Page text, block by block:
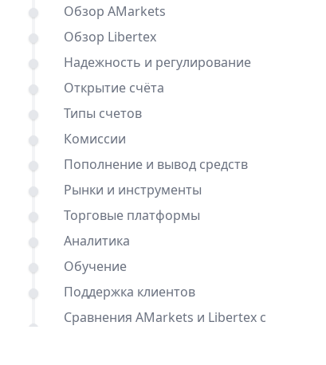
Обзор AMarkets
Обзор Libertex
Надежность и регулирование
Открытие счёта
Типы счетов
Комиссии
Пополнение и вывод средств
Рынки и инструменты
Торговые платформы
Аналитика
Обучение
Поддержка клиентов
Сравнения AMarkets и Libertex с